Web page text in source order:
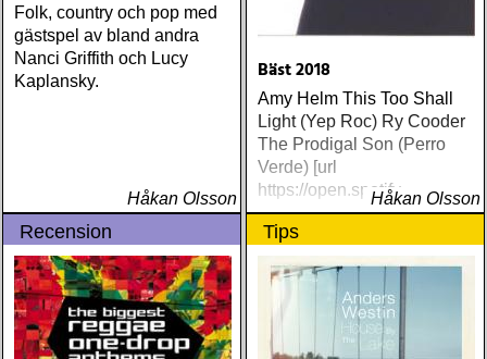
Folk, country och pop med
gästspel av bland andra
Nanci Griffith och Lucy
Kaplansky.
Håkan Olsson
Bäst 2018
Amy Helm This Too Shall
Light (Yep Roc) Ry Cooder
The Prodigal Son (Perro
Verde) [url
https://open.spotifyHåkan Olsson
Recension Tips